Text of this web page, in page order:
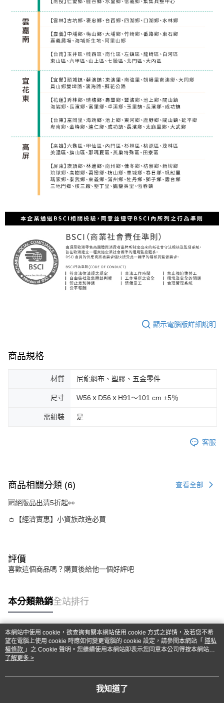
顯示電腦版詳細說明
商品規格
材質 尼龍網布、塑膠、五金零件
尺寸 W56ｘD56ｘH91～101 cm ±5％
需組裝 是
客服
商品相關分類 (6) 查看全部
🆙絕版品出清5折起👀
👛【經濟實惠】小資族改造必買
評價
喜歡這個商品嗎？購買後給他一個好評吧
本分類熱銷全站排行
熱門標籤
本網站中使用 cookie，欲查詢有關本網站使用 cookie 方式之詳情，及若您不希
望在電腦上使用 cookie 時應如何變更電腦的 cookie 設定，請參閱本網站「 隱私
權條款 」之 Cookie 聲明。您繼續使用本網站即表示您同意本公司得按本網站使
用條款之 Cookie 聲明使用 cookie。
了解更多 >
我知道了